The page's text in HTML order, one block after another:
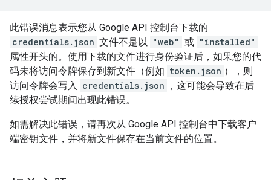
此错误消息表示您从 Google API 控制台下载的
credentials.json 文件不是以 "web" 或 "installed"
属性开头的。使用下载的文件进行身份验证后，如果您的代
码未将访问令牌保存到新文件（例如 token.json ），则
访问令牌会写入
credentials.json
，这可能会导致在后
续授权尝试期间出现此错误。
如需解决此错误，请再次从 Google API 控制台中下载客户
端密钥文件，并将新文件保存在当前文件的位置。